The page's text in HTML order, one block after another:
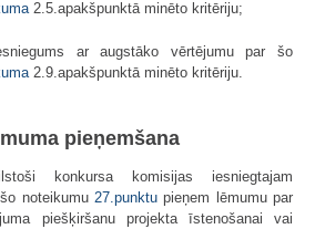
2.5.apakšpunktā minēto kritēriju;
ar augstāko vērtējumu par šo
2.9.apakšpunktā minēto kritēriju.
pieņemšana
konkursa komisijas iesniegtajam
noteikumu 27.punktupieņem lēmumu par
piešķiršanu projekta īstenošanai vai